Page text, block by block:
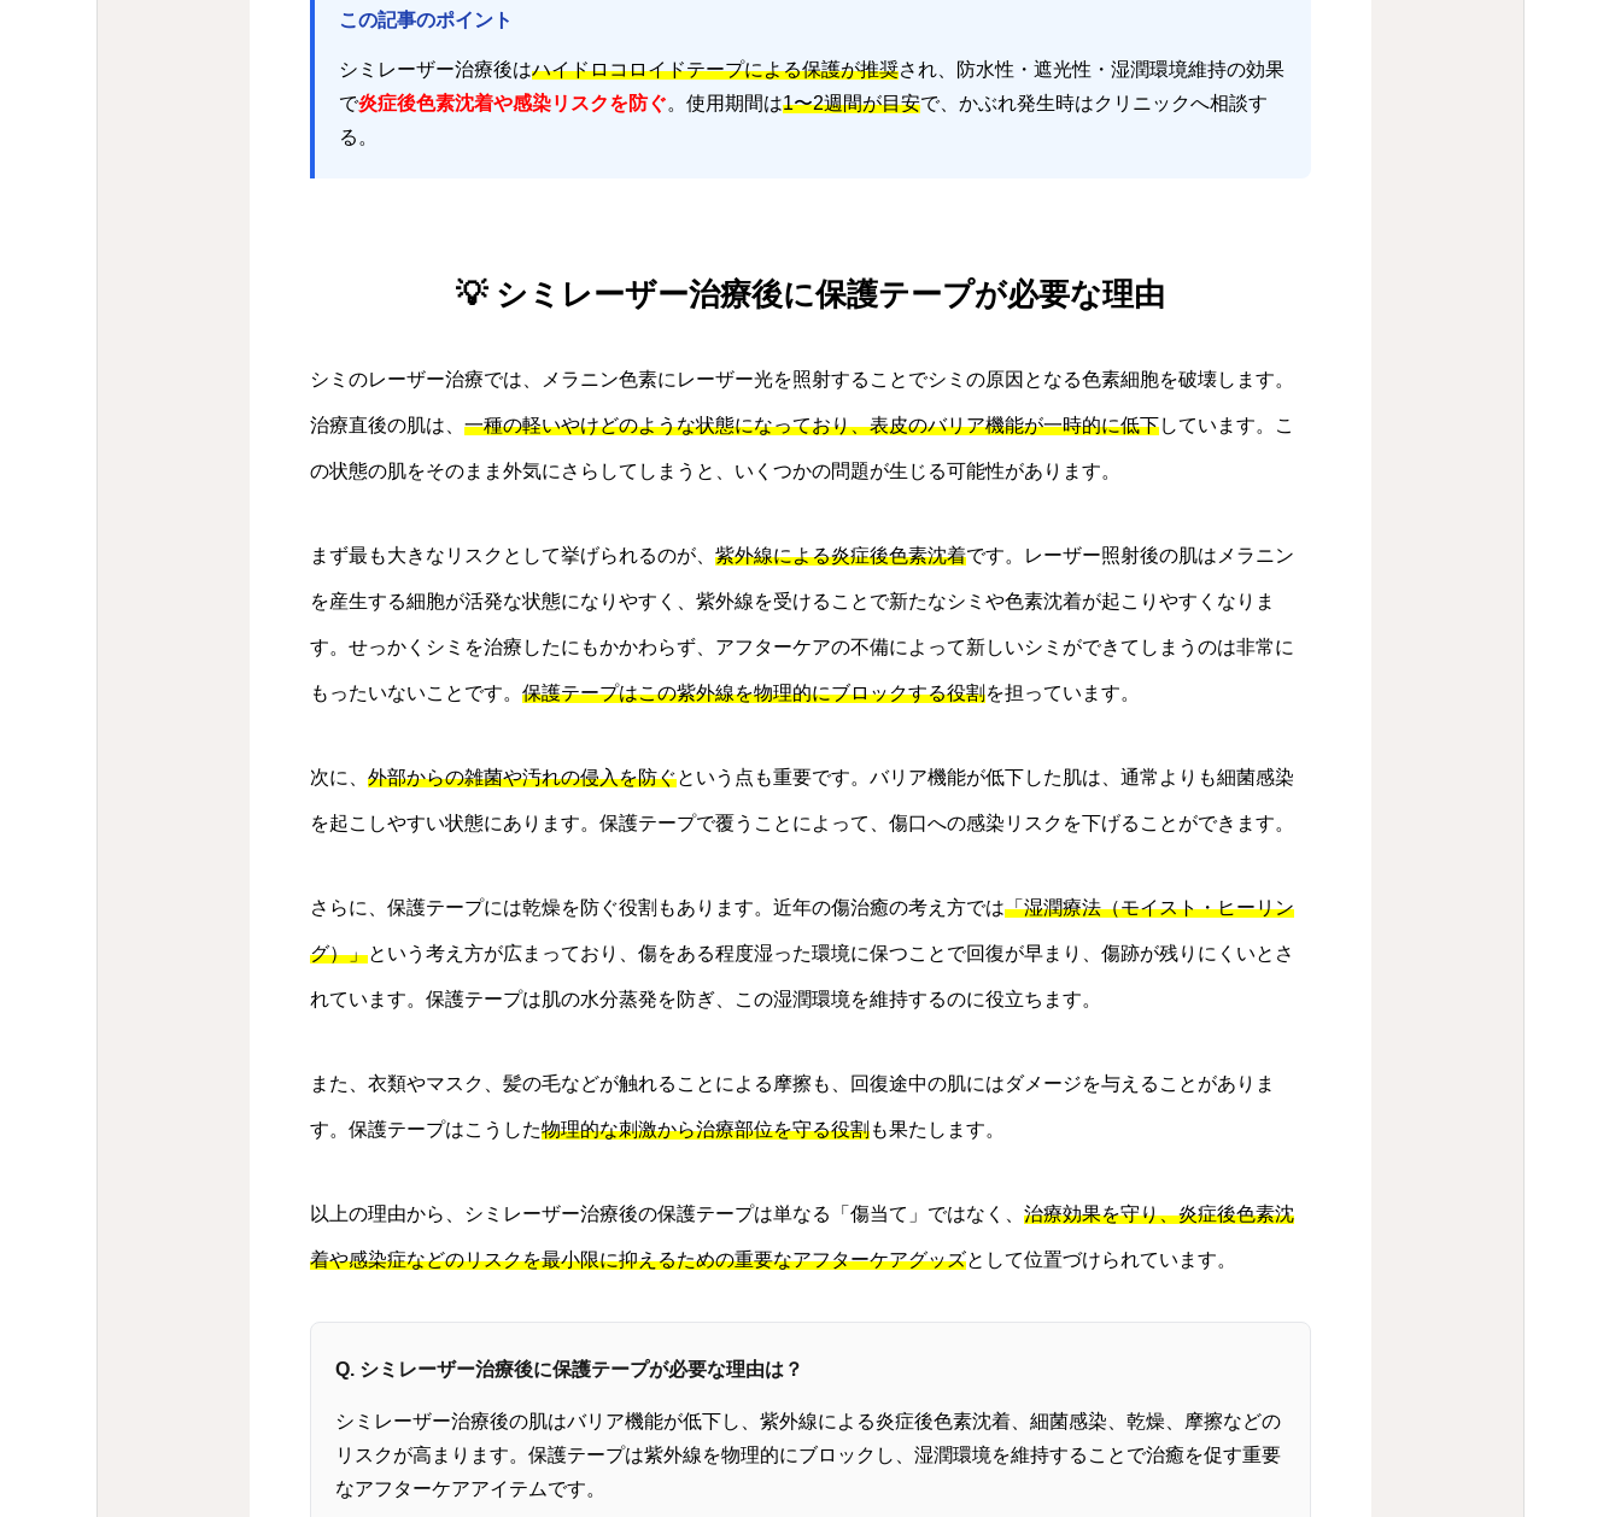
この記事のポイント
シミレーザー治療後はハイドロコロイドテープによる保護が推奨され、防水性・遮光性・湿潤環境維持の効果
で炎症後色素沈着や感染リスクを防ぐ。使用期間は1〜2週間が目安で、かぶれ発生時はクリニックへ相談す
る。
💡 シミレーザー治療後に保護テープが必要な理由
シミのレーザー治療では、メラニン色素にレーザー光を照射することでシミの原因となる色素細胞を破壊します。
治療直後の肌は、 一種の軽いやけどのような状態になっており、表皮のバリア機能が一時的に低下しています。こ
の状態の肌をそのまま外気にさらしてしまうと、いくつかの問題が生じる可能性があります。
まず最も大きなリスクとして挙げられるのが、 紫外線による炎症後色素沈着です。レーザー照射後の肌はメラニン
を産生する細胞が活発な状態になりやすく、紫外線を受けることで新たなシミや色素沈着が起こりやすくなりま
す。せっかくシミを治療したにもかかわらず、アフターケアの不備によって新しいシミができてしまうのは非常に
もったいないことです。 保護テープはこの紫外線を物理的にブロックする役割を担っています。
次に、 外部からの雑菌や汚れの侵入を防ぐという点も重要です。バリア機能が低下した肌は、通常よりも細菌感染
を起こしやすい状態にあります。保護テープで覆うことによって、傷口への感染リスクを下げることができます。
さらに、保護テープには乾燥を防ぐ役割もあります。近年の傷治癒の考え方では「湿潤療法（モイスト・ヒーリン
グ）」という考え方が広まっており、傷をある程度湿った環境に保つことで回復が早まり、傷跡が残りにくいとさ
れています。保護テープは肌の水分蒸発を防ぎ、この湿潤環境を維持するのに役立ちます。
また、衣類やマスク、髪の毛などが触れることによる摩擦も、回復途中の肌にはダメージを与えることがありま
す。保護テープはこうした物理的な刺激から治療部位を守る役割も果たします。
以上の理由から、シミレーザー治療後の保護テープは単なる「傷当て」ではなく、 治療効果を守り、炎症後色素沈
着や感染症などのリスクを最小限に抑えるための重要なアフターケアグッズとして位置づけられています。
Q. シミレーザー治療後に保護テープが必要な理由は？
シミレーザー治療後の肌はバリア機能が低下し、紫外線による炎症後色素沈着、細菌感染、乾燥、摩擦などの
リスクが高まります。保護テープは紫外線を物理的にブロックし、湿潤環境を維持することで治癒を促す重要
なアフターケアアイテムです。